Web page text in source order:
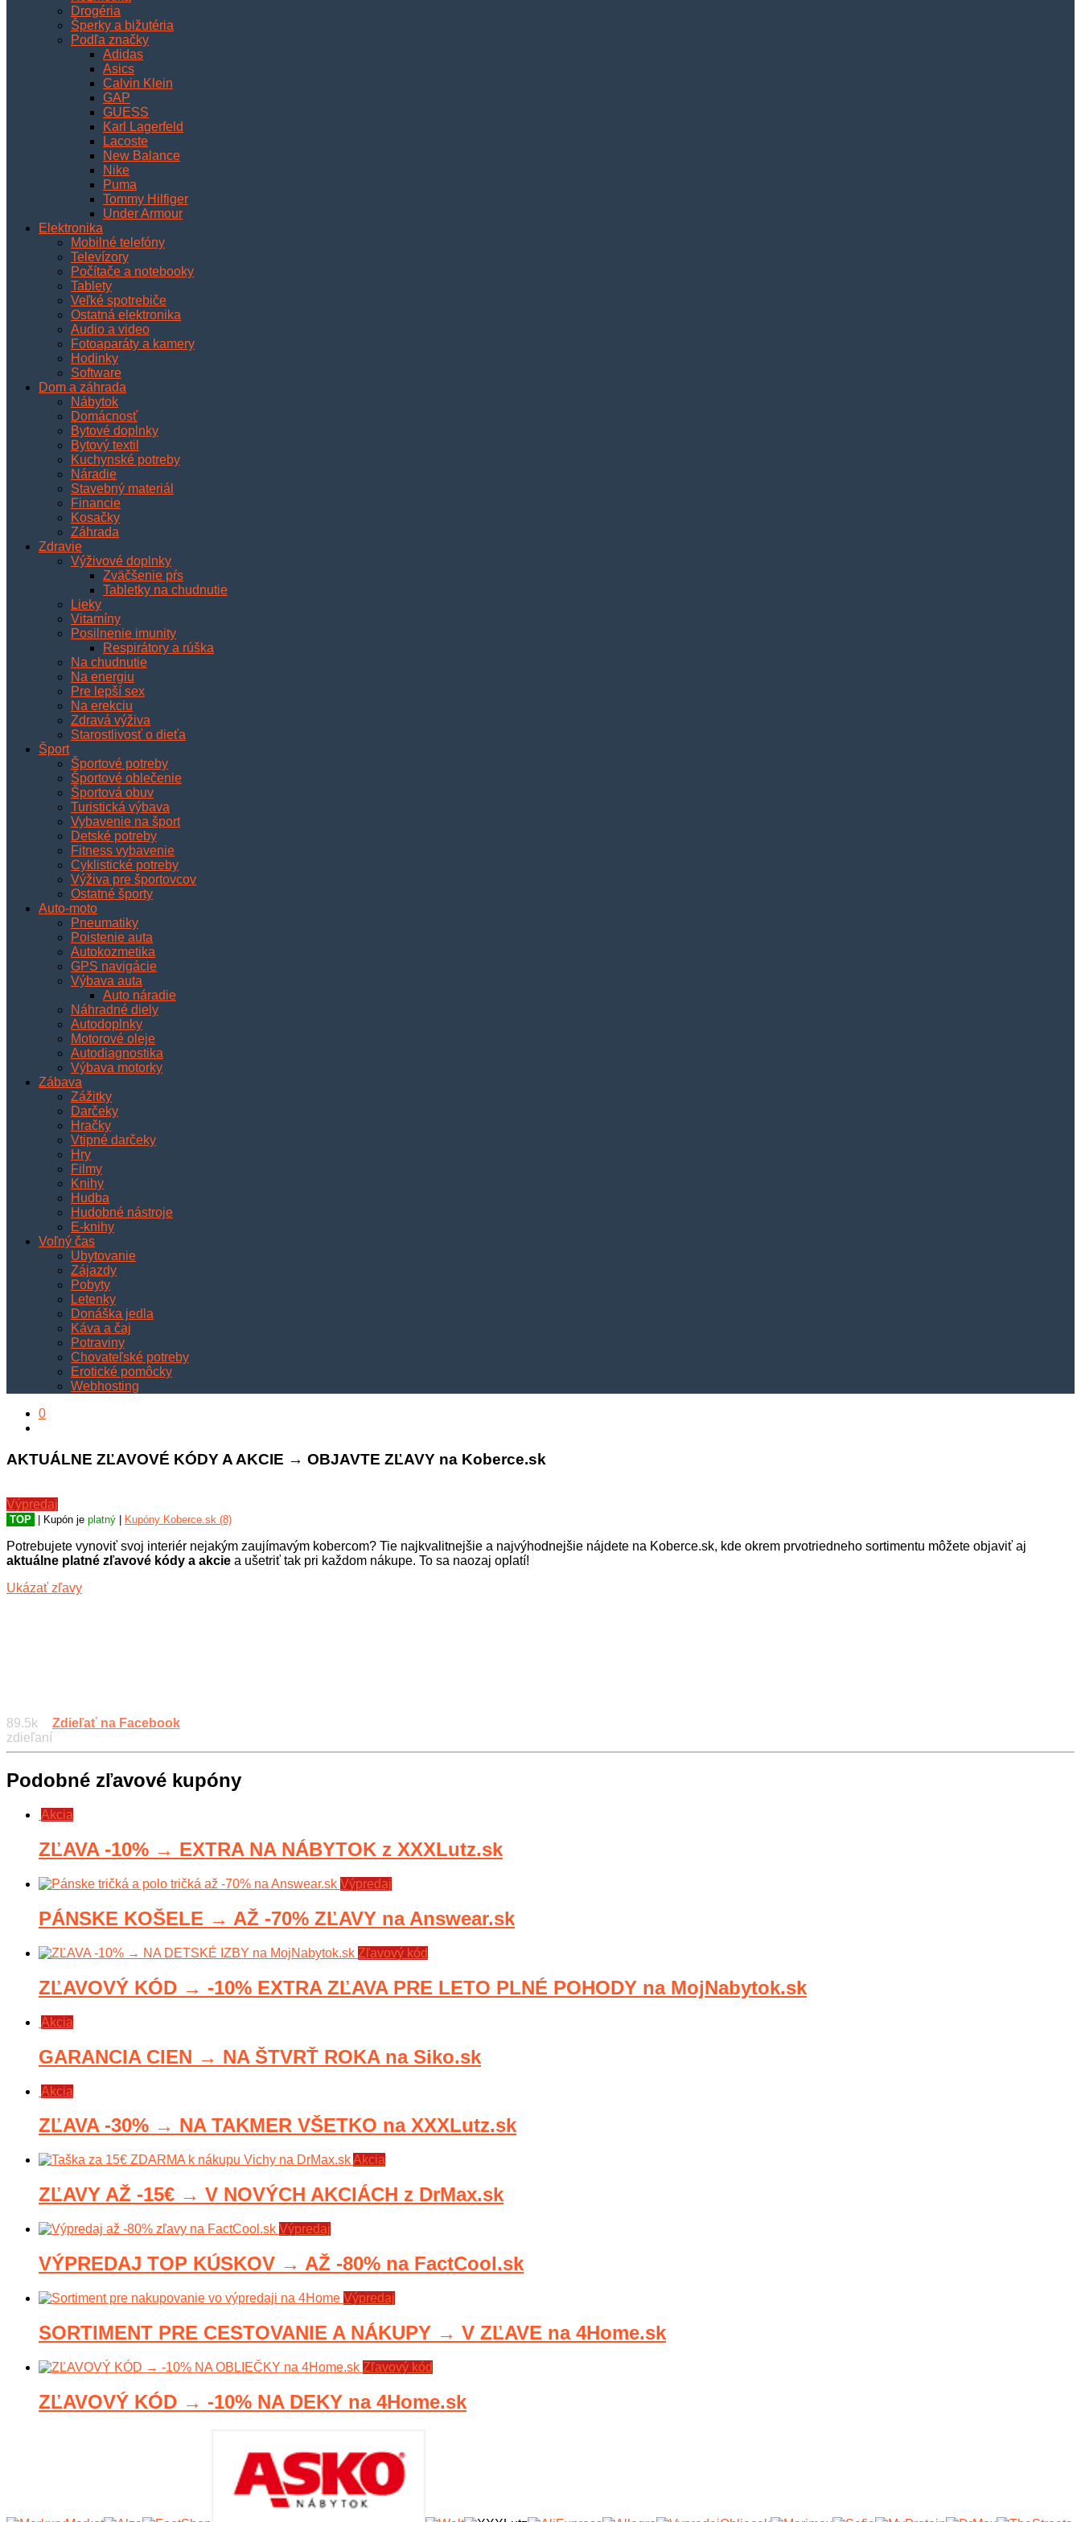
Drogéria
Šperky a bižutéria
Podľa značky
Adidas
Asics
Calvin Klein
GAP
GUESS
Karl Lagerfeld
Lacoste
New Balance
Nike
Puma
Tommy Hilfiger
Under Armour
Elektronika
Mobilné telefóny
Televízory
Počítače a notebooky
Tablety
Veľké spotrebiče
Ostatná elektronika
Audio a video
Fotoaparáty a kamery
Hodinky
Software
Dom a záhrada
Nábytok
Domácnosť
Bytové doplnky
Bytový textil
Kuchynské potreby
Náradie
Stavebný materiál
Financie
Kosačky
Záhrada
Zdravie
Výživové doplnky
Zväčšenie pŕs
Tabletky na chudnutie
Lieky
Vitamíny
Posilnenie imunity
Respirátory a rúška
Na chudnutie
Na energiu
Pre lepší sex
Na erekciu
Zdravá výživa
Starostlivosť o dieťa
Šport
Športové potreby
Športové oblečenie
Športová obuv
Turistická výbava
Vybavenie na šport
Detské potreby
Fitness vybavenie
Cyklistické potreby
Výživa pre športovcov
Ostatné športy
Auto-moto
Pneumatiky
Poistenie auta
Autokozmetika
GPS navigácie
Výbava auta
Auto náradie
Náhradné diely
Autodoplnky
Motorové oleje
Autodiagnostika
Výbava motorky
Zábava
Zážitky
Darčeky
Hračky
Vtipné darčeky
Hry
Filmy
Knihy
Hudba
Hudobné nástroje
E-knihy
Voľný čas
Ubytovanie
Zájazdy
Pobyty
Letenky
Donáška jedla
Káva a čaj
Potraviny
Chovateľské potreby
Erotické pomôcky
Webhosting
0
AKTUÁLNE ZĽAVOVÉ KÓDY A AKCIE → OBJAVTE ZĽAVY na Koberce.sk
Výpredaj
TOP | Kupón je platný Kupóny Koberce.sk (8)
Potrebujete vynoviť svoj interiér nejakým zaujímavým kobercom? Tie najkvalitnejšie a najvýhodnejšie nájdete na Koberce.sk, kde okrem prvotriedneho sortimentu môžete objaviť aj
aktuálne platné zľavové kódy a akcie a ušetriť tak pri každom nákupe. To sa naozaj oplatí!
Ukázať zľavy
89.5k
zdieľaní
Zdieľať na Facebook
Podobné zľavové kupóny
Akcia
ZĽAVA -10% → EXTRA NA NÁBYTOK z XXXLutz.sk
Výpredaj
PÁNSKE KOŠELE → AŽ -70% ZĽAVY na Answear.sk
Zľavový kód
ZĽAVOVÝ KÓD → -10% EXTRA ZĽAVA PRE LETO PLNÉ POHODY na MojNabytok.sk
Akcia
GARANCIA CIEN → NA ŠTVRŤ ROKA na Siko.sk
Akcia
ZĽAVA -30% → NA TAKMER VŠETKO na XXXLutz.sk
Akcia
ZĽAVY AŽ -15€ → V NOVÝCH AKCIÁCH z DrMax.sk
Výpredaj
VÝPREDAJ TOP KÚSKOV → AŽ -80% na FactCool.sk
Výpredaj
SORTIMENT PRE CESTOVANIE A NÁKUPY → V ZĽAVE na 4Home.sk
Zľavový kód
ZĽAVOVÝ KÓD → -10% NA DEKY na 4Home.sk